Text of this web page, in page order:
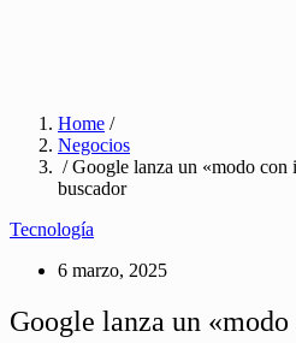
Home /
Negocios
/ Google lanza un «modo con
buscador
Tecnología
6 marzo, 2025
Google lanza un